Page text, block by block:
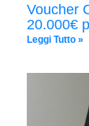
Voucher
20.000€
Leggi Tutto »